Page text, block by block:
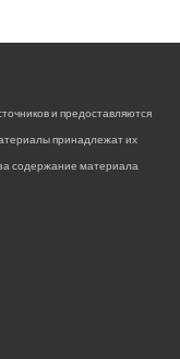
и предоставляются
принадлежат их
содержание материала